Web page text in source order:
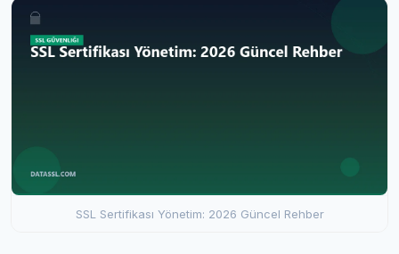
SSL Sertifikası Yönetim: 2026 Güncel Rehber